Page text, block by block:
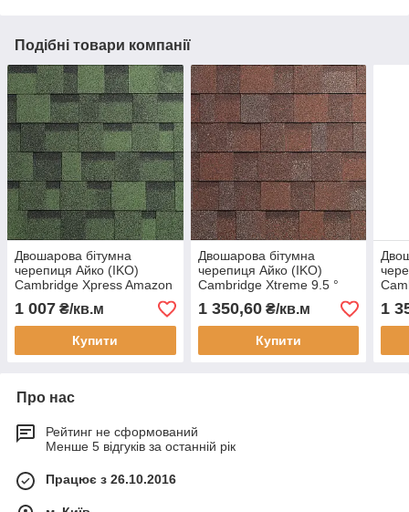
Подібні товари компанії
Двошарова бітумна
черепиця Айко (IKO)
Cambridge Xpress Amazon
Green Зелена
1 007 ₴/кв.м
Купити
Двошарова бітумна
черепиця Айко (IKO)
Cambridge Xtreme 9.5 °
Aged Redwood Червоне
Дерево
1 350,60₴/кв.м
Купити
1
Про нас
Рейтинг не сформований
Менше 5 відгуків за останній рік
Працює з 26.10.2016